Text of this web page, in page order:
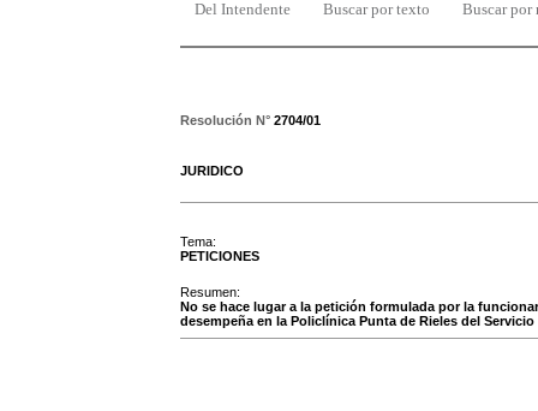
Del Intendente Buscar por texto Buscar por
Resolución N° 2704/01
JURIDICO
Tema:
PETICIONES
Resumen:
No se hace lugar a la petición formulada por la
desempeña en la Policlínica Punta de Rieles del